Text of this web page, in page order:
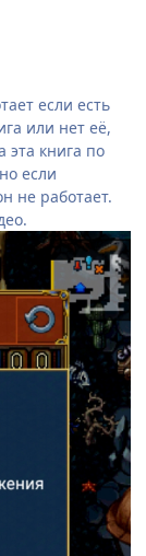
если есть
или нет её,
эта книга по
если
не работает.